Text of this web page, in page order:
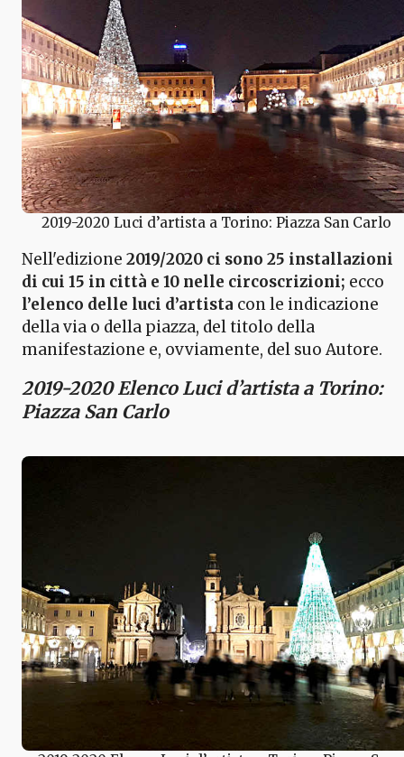
2019-2020 Luci d’artista a Torino: Piazza San Carlo
Nell'edizione 2019/2020 ci sono 25 installazioni
di cui 15 in città e 10 nelle circoscrizioni; ecco
l’elenco delle luci d’artista con le indicazione
della via o della piazza, del titolo della
manifestazione e, ovviamente, del suo Autore.
2019-2020 Elenco Luci d’artista a Torino:
Piazza San Carlo